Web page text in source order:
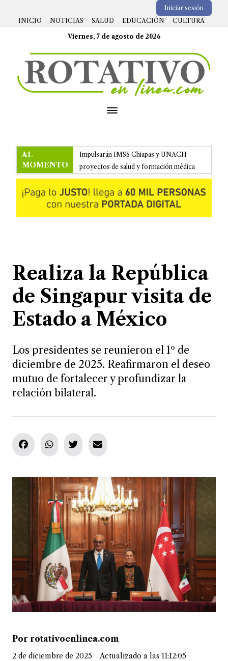
Iniciar sesión
INICIO
NOTICIAS SALUD EDUCACIÓN CULTURA
Viernes, 7 de agosto de 2026
AL
MOMENTO
Impulsarán IMSS Chiapas y UNACH
proyectos de salud y formación médica
Realiza la República
de Singapur visita de
Estado a México
Los presidentes se reunieron el 1º de
diciembre de 2025. Reafirmaron el deseo
mutuo de fortalecer y profundizar la
relación bilateral.
Por rotativoenlinea.com
2 de diciembre de 2025 Actualizado a las 11:12:05